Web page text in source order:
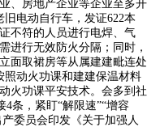
、房地产企业等企业至多开
电动自行车，发证622本
不符的人员进行电焊、气
进行无效防火分隔；同时，
面取裙房等从属建建毗连处
照动火功课和建建保温材料
火功课平安技术。会多到社
条，紧盯“解限速”“增容
委员会印发《关于加强人